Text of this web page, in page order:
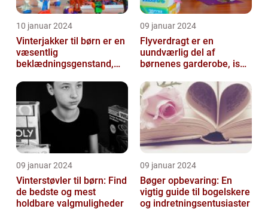
10 januar 2024
Vinterjakker til børn er en
væsentlig
beklædningsgenstand,
rolle i at holde...
09 januar 2024
Flyverdragt er en
uundværlig del af
børnenes garderobe, især
udendørsaktiviteter ...
09 januar 2024
Vinterstøvler til børn: Find
de bedste og mest
holdbare valgmuligheder
09 januar 2024
Bøger opbevaring: En
vigtig guide til bogelskere
og indretningsentusiaster